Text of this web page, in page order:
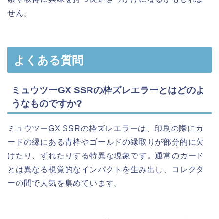
せん。
よくある質問
ミュウツーGX SSRの枠ズレエラーとはどのよ
うなものですか?
ミュウツーGX SSRの枠ズレエラーは、印刷の際にカ
ードの縁にある青枠やゴールドの縁取りが部分的に欠
けたり、ずれたりする特異な現象です。通常のカード
とは異なる視覚的なインパクトを生み出し、コレクタ
ーの間で人気を集めています。